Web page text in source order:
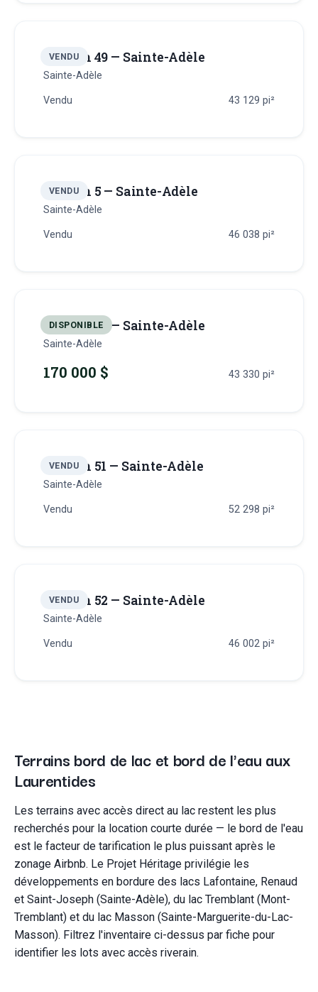
VENDU
Terrain 49 — Sainte-Adèle
Sainte-Adèle
Vendu 43 129 pi²
VENDU
Terrain 5 — Sainte-Adèle
Sainte-Adèle
Vendu 46 038 pi²
DISPONIBLE
Terrain 50 — Sainte-Adèle
Sainte-Adèle
170 000 $ 43 330 pi²
VENDU
Terrain 51 — Sainte-Adèle
Sainte-Adèle
Vendu 52 298 pi²
VENDU
Terrain 52 — Sainte-Adèle
Sainte-Adèle
Vendu 46 002 pi²
Terrains bord de lac et bord de l'eau aux
Laurentides
Les terrains avec accès direct au lac restent les plus
recherchés pour la location courte durée — le bord de l'eau
est le facteur de tarification le plus puissant après le
zonage Airbnb. Le Projet Héritage privilégie les
développements en bordure des lacs Lafontaine, Renaud
et Saint-Joseph (Sainte-Adèle), du lac Tremblant (Mont-
Tremblant) et du lac Masson (Sainte-Marguerite-du-Lac-
Masson). Filtrez l'inventaire ci-dessus par fiche pour
identifier les lots avec accès riverain.